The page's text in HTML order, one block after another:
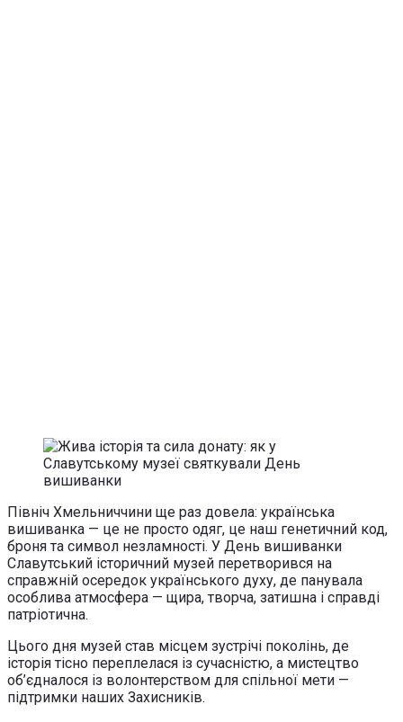
Північ Хмельниччини ще раз довела: українська
вишиванка — це не просто одяг, це наш генетичний код,
броня та символ незламності. У День вишиванки
Славутський історичний музей перетворився на
справжній осередок українського духу, де панувала
особлива атмосфера — щира, творча, затишна і справді
патріотична.
Цього дня музей став місцем зустрічі поколінь, де
історія тісно переплелася із сучасністю, а мистецтво
об’єдналося із волонтерством для спільної мети —
підтримки наших Захисників.